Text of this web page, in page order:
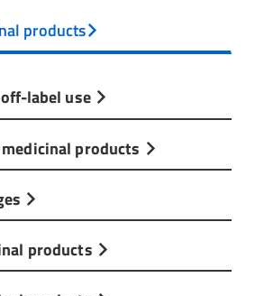
products
label use
products
products